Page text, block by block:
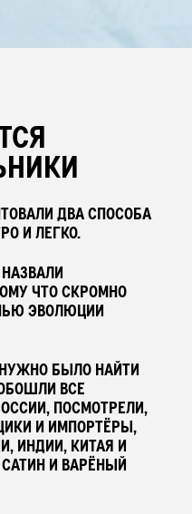
ДВА СПОСОБА
И ЛЕГКО.
ЧТО СКРОМНО
ЭВОЛЮЦИИ
БЫЛО НАЙТИ
ВСЕ
ПОСМОТРЕЛИ,
И ИМПОРТЁРЫ,
ИНДИИ, КИТАЯ И
И ВАРЁНЫЙ